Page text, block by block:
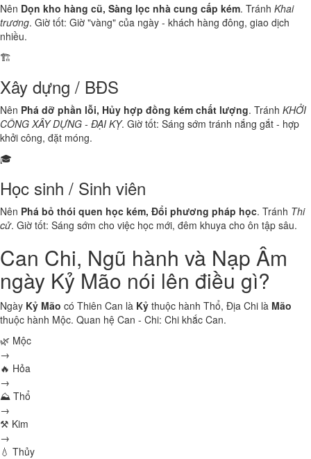
Nên Dọn kho hàng cũ, Sàng lọc nhà cung cấp kém. Tránh Khai
trương. Giờ tốt: Giờ "vàng" của ngày - khách hàng đông, giao dịch
nhiều.
🏗️
Xây dựng / BĐS
Nên Phá dỡ phần lỗi, Hủy hợp đồng kém chất lượng. Tránh KHỞI
CÔNG XÂY DỰNG - ĐẠI KỴ. Giờ tốt: Sáng sớm tránh nắng gắt - hợp
khởi công, đặt móng.
🎓
Học sinh / Sinh viên
Nên Phá bỏ thói quen học kém, Đổi phương pháp học. Tránh Thi
cử. Giờ tốt: Sáng sớm cho việc học mới, đêm khuya cho ôn tập sâu.
Can Chi, Ngũ hành và Nạp Âm
ngày Kỷ Mão nói lên điều gì?
Ngày Kỷ Mão có Thiên Can là Kỷ thuộc hành Thổ, Địa Chi là Mão
thuộc hành Mộc. Quan hệ Can - Chi: Chi khắc Can.
🌿 Mộc
→
🔥 Hỏa
→
⛰ Thổ
→
⚒ Kim
→
💧 Thủy